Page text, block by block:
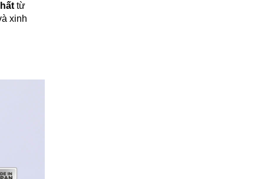
từ
xinh